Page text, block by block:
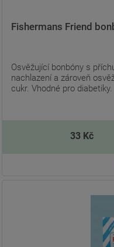
Fishermans Friend
Osvěžující bonbóny s
nachlazení a zároveň
cukr. Vhodné pro diabetiky.
33 Kč